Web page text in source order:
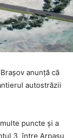
anunță că
autostrăzii
puncte și a
3, între Arpașu